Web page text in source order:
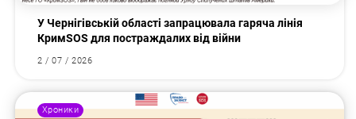
У Чернігівській області запрацювала гаряча лінія
КримSOS для постраждалих від війни
2 / 07 / 2026
Хроники